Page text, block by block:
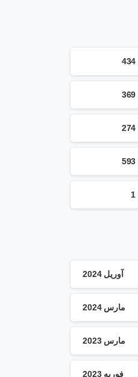
آوریل 2024
مارس 2024
مارس 2023
فوریه 2023